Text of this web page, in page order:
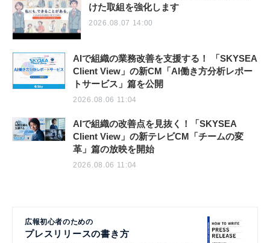
けた取組を強化します
2026.08.07 14:00
AIで組織の業務改善を支援する！ 「SKYSEA
Client View」の新CM「AI働き方分析レポー
トサービス」篇を公開
2026.08.06 11:04
AIで組織の改善点を見抜く！「SKYSEA
Client View」の新テレビCM「チームの変
革」篇の放映を開始
2026.08.06 11:04
広報初心者のための
プレスリリースの書き方